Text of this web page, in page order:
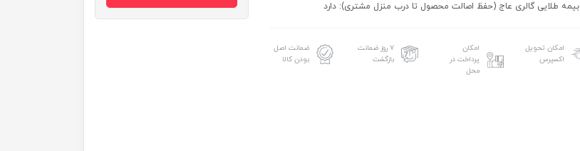
بیمه طلایی گالری عاج (حفظ اصالت محصول تا درب منزل مشتری): دارد
امکان تحویل
اکسپرس
امکان
پرداخت در
محل
۷ روز ضمانت
بازگشت
ضمانت اصل
بودن کالا